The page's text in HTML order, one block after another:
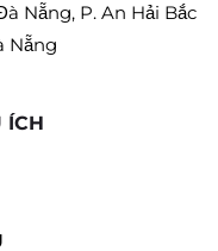
Nẵng, P. An Hải Bắc
Nẵng
ÍCH